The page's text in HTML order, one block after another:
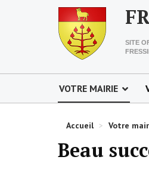
SITE
VOTRE MAIRIE
Accueil > Votre
Beau